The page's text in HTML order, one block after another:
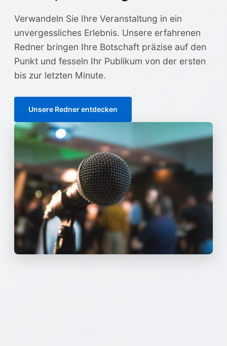
Verwandeln Sie Ihre Veranstaltung in ein
unvergessliches Erlebnis. Unsere erfahrenen
Redner bringen Ihre Botschaft präzise auf den
Punkt und fesseln Ihr Publikum von der ersten
bis zur letzten Minute.
Unsere Redner entdecken